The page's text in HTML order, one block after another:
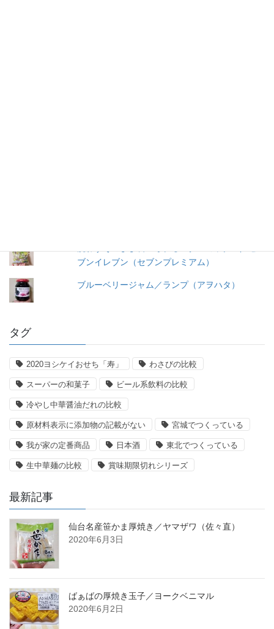
ブンイレブン（セブンプレミアム）
ブルーベリージャム／ランプ（アヲハタ）
タグ
2020ヨシケイおせち「寿」 わさびの比較
スーパーの和菓子 ビール系飲料の比較
冷やし中華醤油だれの比較
原材料表示に添加物の記載がない 宮城でつくっている
我が家の定番商品 日本酒 東北でつくっている
生中華麺の比較 賞味期限切れシリーズ
最新記事
仙台名産笹かま厚焼き／ヤマザワ（佐々直）
2020年6月3日
ばぁばの厚焼き玉子／ヨークベニマル
2020年6月2日